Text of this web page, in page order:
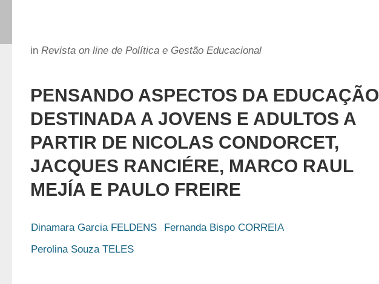
in Revista on line de Política e Gestão Educacional
PENSANDO ASPECTOS DA EDUCAÇÃO
DESTINADA A JOVENS E ADULTOS A
PARTIR DE NICOLAS CONDORCET,
JACQUES RANCIÉRE, MARCO RAUL
MEJÍA E PAULO FREIRE
Dinamara Garcia FELDENS
Fernanda Bispo CORREIA
Perolina Souza TELES